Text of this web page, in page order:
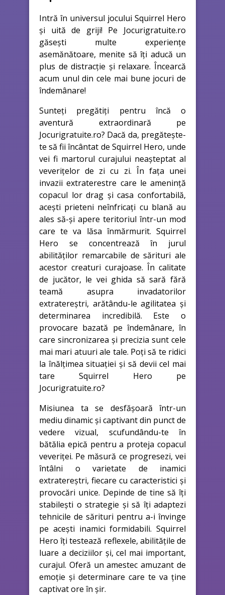
Intră în universul jocului Squirrel Hero
și uită de griji! Pe Jocurigratuite.ro
găsești multe experiențe
asemănătoare, menite să îți aducă un
plus de distracție și relaxare. Încearcă
acum unul din cele mai bune jocuri de
îndemânare!
Sunteți pregătiți pentru încă o
aventură extraordinară pe
Jocurigratuite.ro? Dacă da, pregătește-
te să fii încântat de Squirrel Hero, unde
vei fi martorul curajului neașteptat al
veverițelor de zi cu zi. În fața unei
invazii extraterestre care le amenință
copacul lor drag și casa confortabilă,
acești prieteni neînfricați cu blană au
ales să-și apere teritoriul într-un mod
care te va lăsa înmărmurit. Squirrel
Hero se concentrează în jurul
abilităților remarcabile de sărituri ale
acestor creaturi curajoase. În calitate
de jucător, le vei ghida să sară fără
teamă asupra invadatorilor
extratereștri, arătându-le agilitatea și
determinarea incredibilă. Este o
provocare bazată pe îndemânare, în
care sincronizarea și precizia sunt cele
mai mari atuuri ale tale. Poți să te ridici
la înălțimea situației și să devii cel mai
tare Squirrel Hero pe
Jocurigratuite.ro?
Misiunea ta se desfășoară într-un
mediu dinamic și captivant din punct de
vedere vizual, scufundându-te în
bătălia epică pentru a proteja copacul
veveriței. Pe măsură ce progresezi, vei
întâlni o varietate de inamici
extratereștri, fiecare cu caracteristici și
provocări unice. Depinde de tine să îți
stabilești o strategie și să îți adaptezi
tehnicile de sărituri pentru a-i învinge
pe acești inamici formidabili. Squirrel
Hero îți testează reflexele, abilitățile de
luare a deciziilor și, cel mai important,
curajul. Oferă un amestec amuzant de
emoție și determinare care te va ține
captivat ore în șir.